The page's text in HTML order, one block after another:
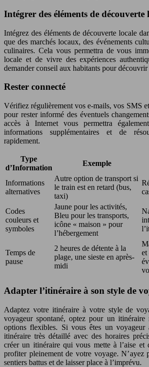
Intégrer des éléments de découverte
Intégrez des éléments de découverte locale
que des marchés locaux, des événements
culinaires. Cela vous permettra de vous
locale et de vivre des expériences
demander conseil aux habitants pour découvrir
Rester connecté
Vérifiez régulièrement vos e-mails, vos SMS
pour rester informé des éventuels
accès à Internet vous permettra
informations supplémentaires et de
rapidement.
Type
d’Information
Exemple
Informations
alternatives
Autre option de transport si
le train est en retard (bus,
taxi)
Codes
couleurs et
symboles
Jaune pour les activités,
Bleu pour les transports,
icône « maison » pour
l’hébergement
Temps de
pause
2 heures de détente à la
plage, une sieste en après-
midi
et
Adapter l’itinéraire à son style de
Adaptez votre itinéraire à votre style de
voyageur spontané, optez pour un itinéraire
options flexibles. Si vous êtes un voyageur
itinéraire très détaillé avec des horaires
créer un itinéraire qui vous mette à l’aise et
profiter pleinement de votre voyage. N’ayez
sentiers battus et de laisser place à l’imprévu.